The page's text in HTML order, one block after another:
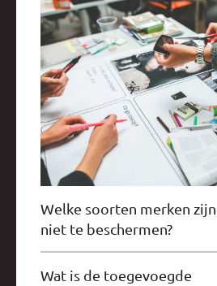
Welke soorten merken zijn
niet te beschermen?
Wat is de toegevoegde